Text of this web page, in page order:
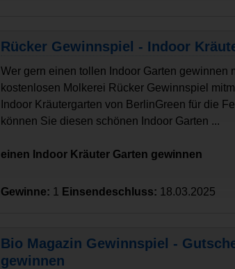
Rücker Gewinnspiel - Indoor
Wer gern einen tollen Indoor Garten gewinnen
kostenlosen Molkerei Rücker Gewinnspiel
Indoor Kräutergarten von BerlinGreen für die
können Sie diesen schönen Indoor Garten ...
einen Indoor Kräuter Garten gewinnen
Gewinne: 1 Einsendeschluss: 18.03.2025
Bio Magazin Gewinnspiel -
gewinnen